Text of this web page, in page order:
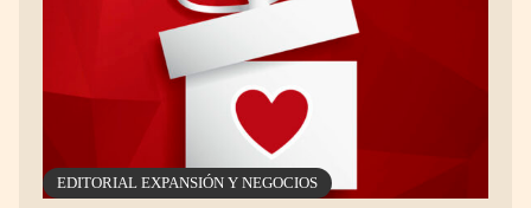
EDITORIAL EXPANSIÓN Y NEGOCIOS